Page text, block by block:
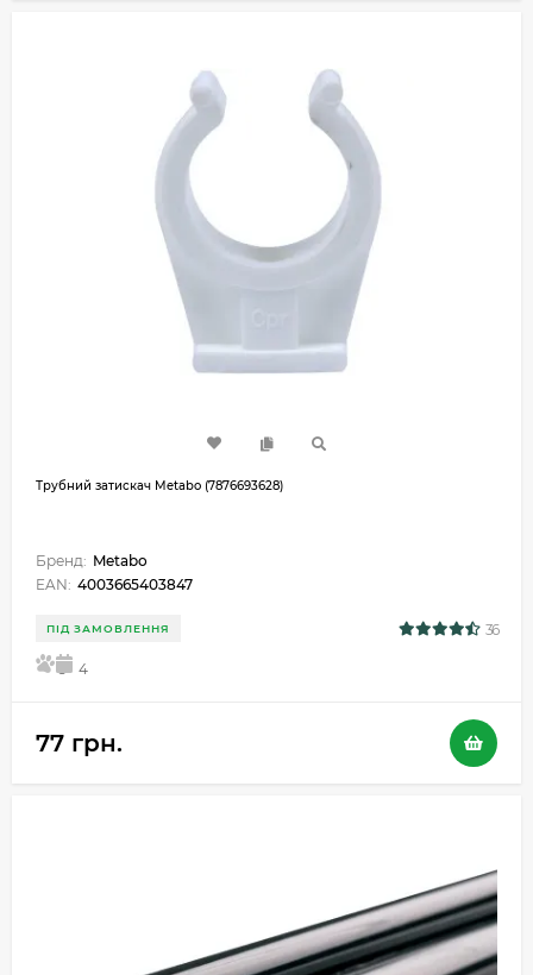
Трубний затискач Metabo (7876693628)
Бренд: Metabo
EAN: 4003665403847
ПІД ЗАМОВЛЕННЯ 36
5 4
77 грн.